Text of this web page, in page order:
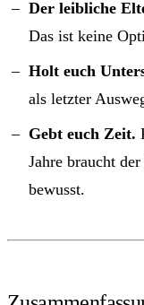
Der leibliche
Das ist keine
Holt euch
als letzter
Gebt euch Zeit.
Jahre braucht
bewusst.